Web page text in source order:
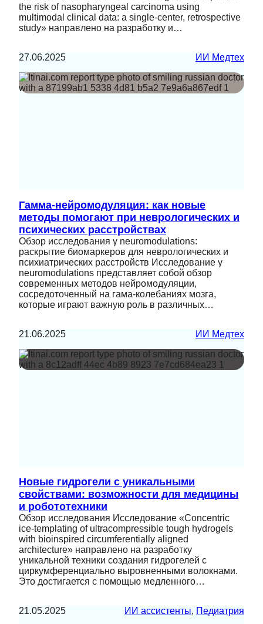
the risk of nasopharyngeal carcinoma using
multimodal clinical data: a single-center, retrospective
study» направлено на разработку и…
27.06.2025 ИИ Медтех
Гамма-нейромодуляция: как новые
методы помогают при неврологических и
психических расстройствах
Обзор исследования γ neuromodulations:
раскрытие биомаркеров для неврологических и
психиатрических расстройств Исследование γ
neuromodulations представляет собой обзор
современных методов нейромодуляции,
сосредоточенный на гама-колебаниях мозга,
которые играют важную роль в различных…
21.06.2025 ИИ Медтех
Новые гидрогели с уникальными
свойствами: возможности для медицины
и робототехники
Обзор исследования Исследование «Concentric
ice-templating of ultracompressible tough hydrogels
with bioinspired circumferentially aligned
architecture» направлено на разработку
уникальной техники создания гидрогелей с
циркумференциально выровненными волокнами.
Это достигается с помощью медленного…
21.05.2025 ИИ ассистенты, Педиатрия